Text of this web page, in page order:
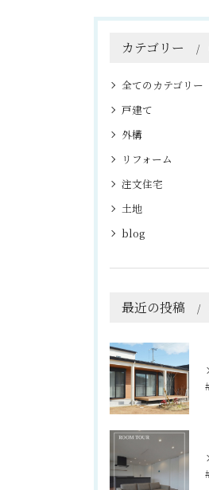
カテゴリー
全てのカテゴリー
戸建て
外構
リフォーム
注文住宅
土地
blog
最近の投稿